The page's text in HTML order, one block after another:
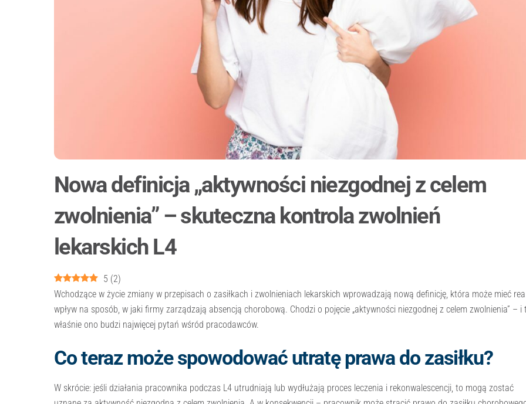
Nowa definicja „aktywności niezgodnej z celem
zwolnienia” – skuteczna kontrola zwolnień
lekarskich L4
5 (2)
Wchodzące w życie zmiany w przepisach o zasiłkach i zwolnieniach lekarskich wprowadzają nową definicję, która może mieć
wpływ na sposób, w jaki firmy zarządzają absencją chorobową. Chodzi o pojęcie „aktywności niezgodnej z celem zwolnienia” – i
właśnie ono budzi najwięcej pytań wśród pracodawców.
Co teraz może spowodować utratę prawa do zasiłku?
W skrócie: jeśli działania pracownika podczas L4 utrudniają lub wydłużają proces leczenia i rekonwalescencji, to mogą zostać